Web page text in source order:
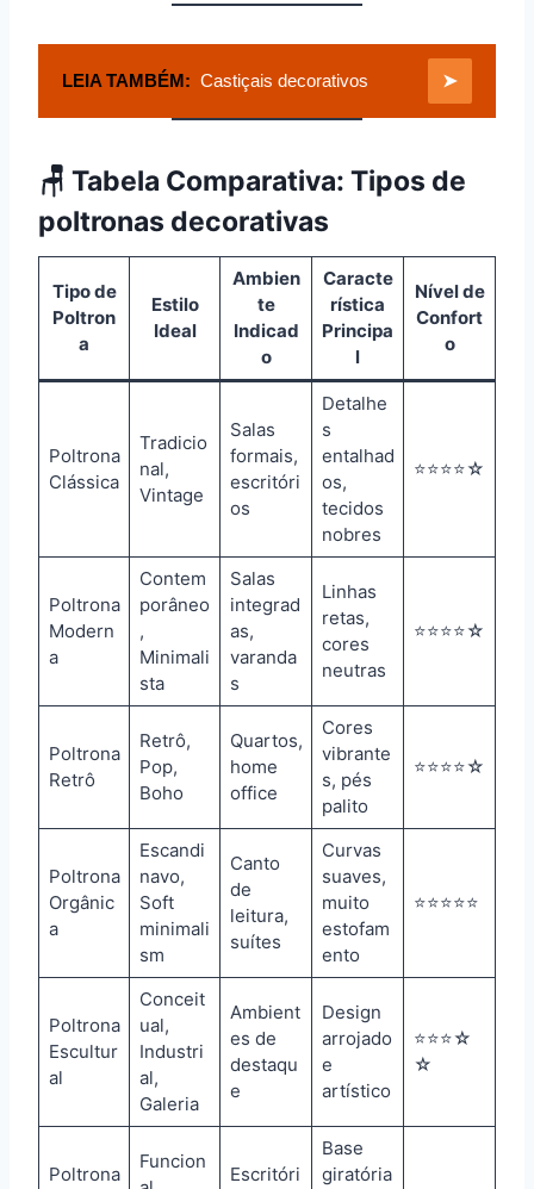
LEIA TAMBÉM: Castiçais decorativos ➤
🪑 Tabela Comparativa: Tipos de
poltronas decorativas
Tipo de
Poltron
a
Estilo
Ideal
Ambien
te
Indicad
o
Caracte
rística
Principa
l
Nível de
Confort
o
Poltrona
Clássica
Tradicio
nal,
Vintage
Salas
formais,
escritóri
os
Detalhe
s
entalhad
os,
tecidos
nobres
⭐⭐⭐⭐☆
Poltrona
Modern
a
Contem
porâneo
,
Minimali
sta
Salas
integrad
as,
varanda
s
Linhas
retas,
cores
neutras
⭐⭐⭐⭐☆
Poltrona
Retrô
Retrô,
Pop,
Boho
Quartos,
home
office
Cores
vibrante
s, pés
palito
⭐⭐⭐⭐☆
Poltrona
Orgânic
a
Escandi
navo,
Soft
minimali
sm
Canto
de
leitura,
suítes
Curvas
suaves,
muito
estofam
ento
⭐⭐⭐⭐⭐
Poltrona
Escultur
al
Conceit
ual,
Industri
al,
Galeria
Ambient
es de
destaqu
e
Design
arrojado
e
artístico
⭐⭐⭐☆
☆
Poltrona
Funcion
Escritóri
Base
giratória